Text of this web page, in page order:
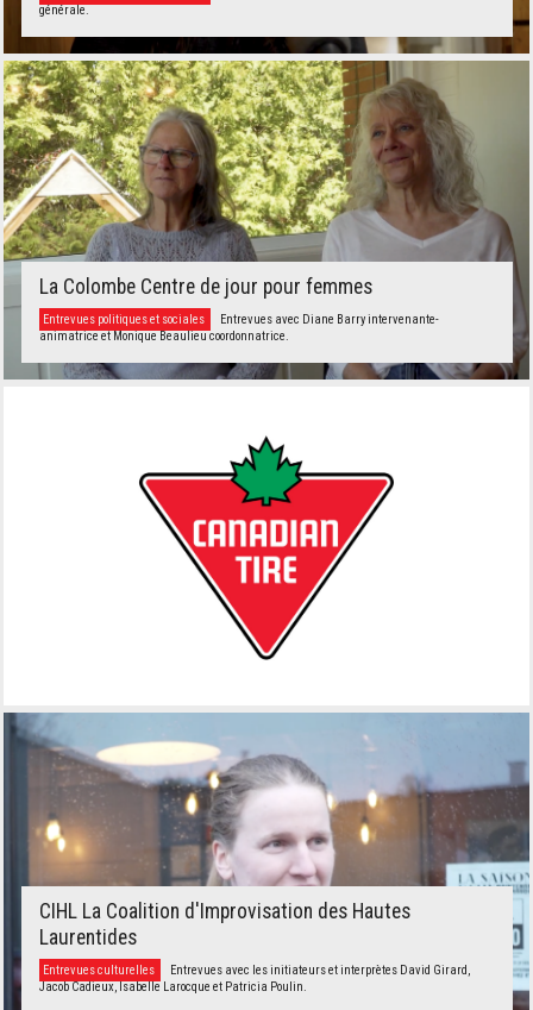
générale.
La Colombe Centre de jour pour femmes
Entrevues politiques et sociales
Entrevues avec Diane Barry intervenante-
animatrice et Monique Beaulieu coordonnatrice.
CIHL La Coalition d'Improvisation des Hautes
Laurentides
Entrevues culturelles
Entrevues avec les initiateurs et interprètes David Girard,
Jacob Cadieux, Isabelle Larocque et Patricia Poulin.